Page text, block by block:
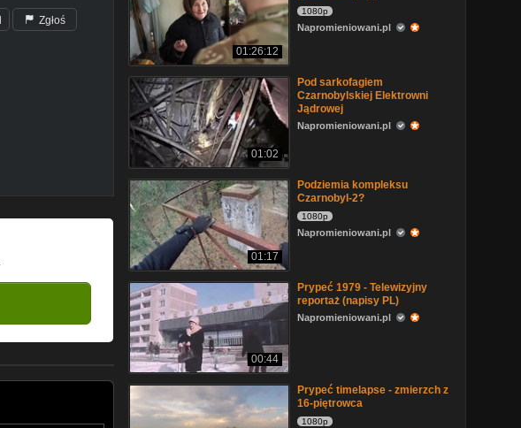
Zgłoś
01:26:12
1080p
Napromieniowani.pl
01:02
Pod sarkofagiem
Czarnobylskiej Elektrowni
Jądrowej
Napromieniowani.pl
01:17
Podziemia kompleksu
Czarnobyl-2?
1080p
Napromieniowani.pl
00:44
Prypeć 1979 - Telewizyjny
reportaż (napisy PL)
Napromieniowani.pl
Prypeć timelapse - zmierzch z
16-piętrowca
1080p